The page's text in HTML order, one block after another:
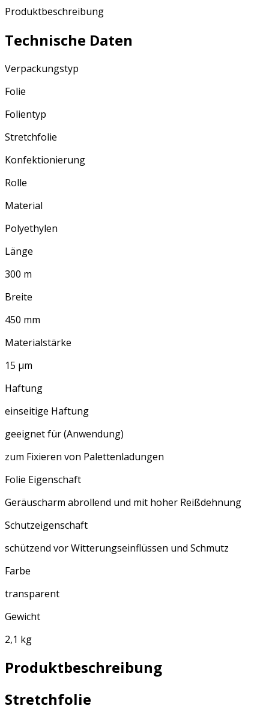
Produktbeschreibung
Technische Daten
Verpackungstyp
Folie
Folientyp
Stretchfolie
Konfektionierung
Rolle
Material
Polyethylen
Länge
300 m
Breite
450 mm
Materialstärke
15 µm
Haftung
einseitige Haftung
geeignet für (Anwendung)
zum Fixieren von Palettenladungen
Folie Eigenschaft
Geräuscharm abrollend und mit hoher Reißdehnung
Schutzeigenschaft
schützend vor Witterungseinflüssen und Schmutz
Farbe
transparent
Gewicht
2,1 kg
Produktbeschreibung
Stretchfolie